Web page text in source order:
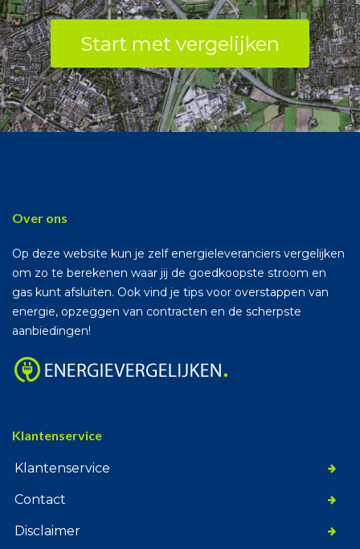
Start met vergelijken
Over ons
Op deze website kun je zelf energieleveranciers vergelijken
om zo te berekenen waar jij de goedkoopste stroom en
gas kunt afsluiten. Ook vind je tips voor overstappen van
energie, opzeggen van contracten en de scherpste
aanbiedingen!
Klantenservice
Klantenservice
Contact
Disclaimer